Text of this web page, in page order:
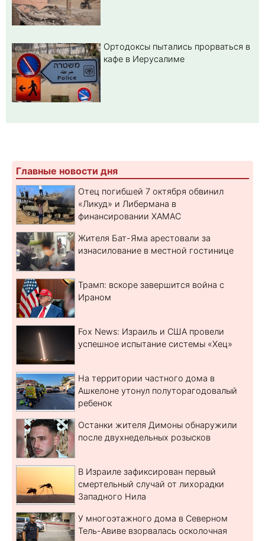
Ортодоксы пытались прорваться в
кафе в Иерусалиме
Главные новости дня
Отец погибшей 7 октября обвинил
«Ликуд» и Либермана в
финансировании ХАМАС
Жителя Бат-Яма арестовали за
изнасилование в местной гостинице
Трамп: вскоре завершится война с
Ираном
Fox News: Израиль и США провели
успешное испытание системы «Хец»
На территории частного дома в
Ашкелоне утонул полуторагодовалый
ребенок
Останки жителя Димоны обнаружили
после двухнедельных розысков
В Израиле зафиксирован первый
смертельный случай от лихорадки
Западного Нила
У многоэтажного дома в Северном
Тель-Авиве взорвалась осколочная